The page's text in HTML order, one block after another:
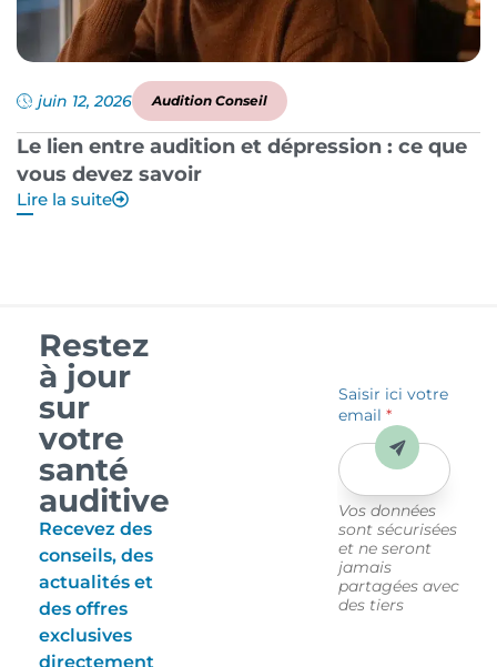
juin 12, 2026 Audition Conseil
Le lien entre audition et dépression : ce que
vous devez savoir
Lire la suite
Restez
à jour
sur
votre
santé
auditive
Recevez des
conseils, des
actualités et
des offres
exclusives
directement
Saisir ici votre
email*
Vos données
sont sécurisées
et ne seront
jamais
partagées avec
des tiers
Envoyer